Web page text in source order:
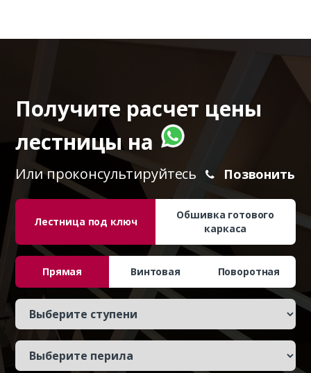
Получите расчет цены
лестницы на
Или проконсультируйтесь Позвонить
Лестница под ключ
Обшивка готового
каркаса
Прямая Винтовая Поворотная